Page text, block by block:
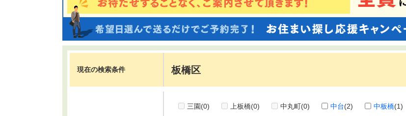
現在の検索条件 板橋区
三園(0) 上板橋(0) 中丸町(0) 中台(2) 中板橋(1)